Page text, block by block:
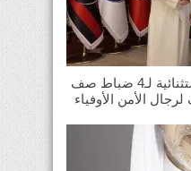
النائب الأول خلال ترقية استثنائية لـ4 ضباط صف
الأمن الأوفياء